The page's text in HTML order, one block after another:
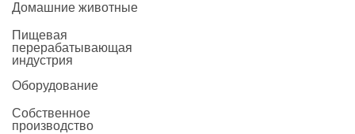
Домашние животные
Пищевая
перерабатывающая
индустрия
Оборудование
Собственное
производство